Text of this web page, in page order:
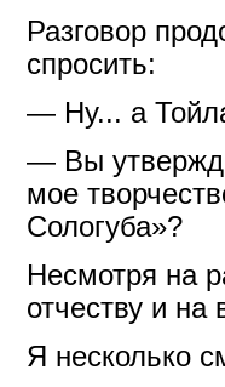
Разговор
спросить:
— Ну... а
— Вы
мое
Сологуба»?
Несмотря на
отчеству и на
Я несколько